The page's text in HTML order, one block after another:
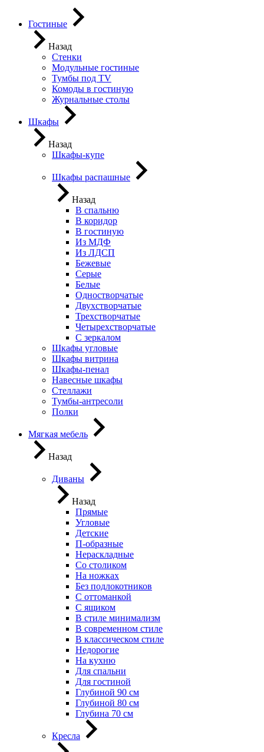
Гостиные
Назад
Стенки
Модульные гостиные
Тумбы под ТV
Комоды в гостиную
Журнальные столы
Шкафы
Назад
Шкафы-купе
Шкафы распашные
Назад
В спальню
В коридор
В гостиную
Из МДФ
Из ЛДСП
Бежевые
Серые
Белые
Одностворчатые
Двухстворчатые
Трехстворчатые
Четырехстворчатые
С зеркалом
Шкафы угловые
Шкафы витрина
Шкафы-пенал
Навесные шкафы
Стеллажи
Тумбы-антресоли
Полки
Мягкая мебель
Назад
Диваны
Назад
Прямые
Угловые
Детские
П-образные
Нераскладные
Со столиком
На ножках
Без подлокотников
С оттоманкой
С ящиком
В стиле минимализм
В современном стиле
В классическом стиле
Недорогие
На кухню
Для спальни
Для гостиной
Глубиной 90 см
Глубиной 80 см
Глубина 70 см
Кресла